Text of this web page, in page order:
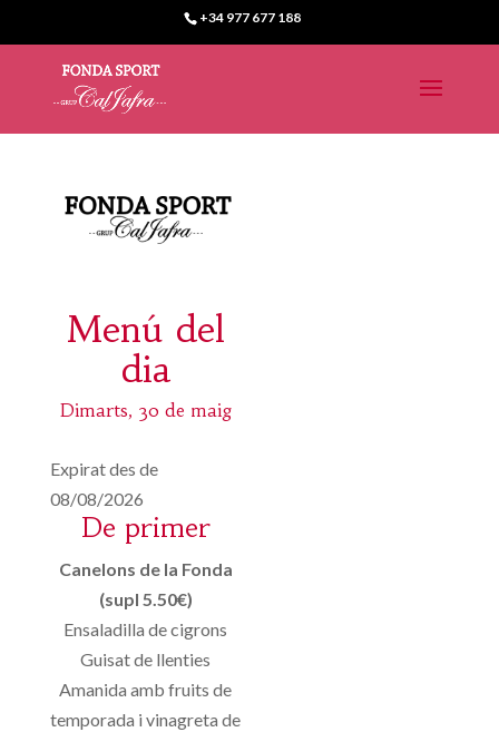
+34 977 677 188
Menú del
dia
Dimarts, 30 de maig
Expirat des de
08/08/2026
De primer
Canelons de la Fonda
(supl 5.50€)
Ensaladilla de cigrons
Guisat de llenties
Amanida amb fruits de
temporada i vinagreta de